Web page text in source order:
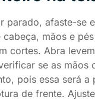
parado, afaste-se e
mãos e pés
cortes. Abra
se as mãos
pois essa será a
de frente.